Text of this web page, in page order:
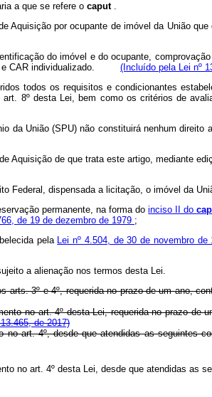
a que se refere o caput .
por ocupante de imóvel da União
do imóvel e do ocupante,
e CAR individualizado. (Incluído pela Lei nº
todos os requisitos e condicionantes
8º desta Lei, bem como os critérios de
da União (SPU) não constituirá nenhum
de Aquisição de que trata este artigo,
Federal, dispensada a licitação, o imóvel da
permanente, na forma doinciso II do
de 19 de dezembro de 1979 ;
pela Lei nº 4.504, de 30 de novembro de
a alienação nos termos desta Lei.
3º e 4º, requerida no prazo de um ano,
no art. 4º desta Lei, requerida no prazo de
de 2017)
no art. 4º, desde que atendidas as
no art. 4º desta Lei, desde que atendidas